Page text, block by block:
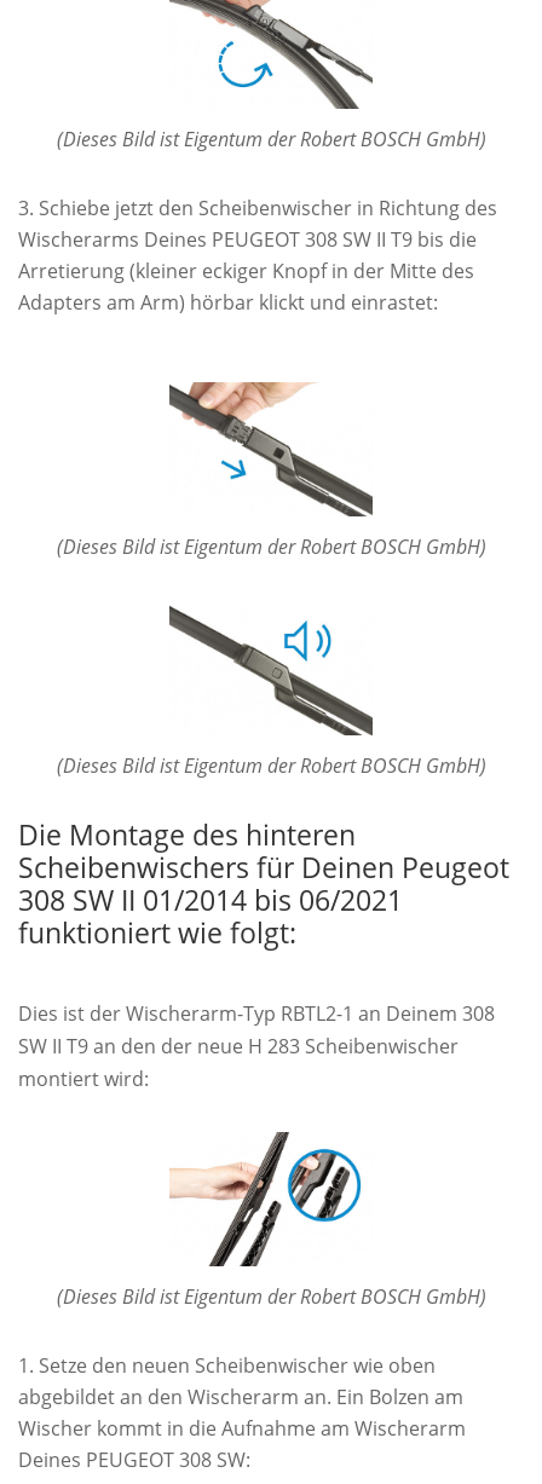
(Dieses Bild ist Eigentum der Robert BOSCH GmbH)
Schiebe jetzt den Scheibenwischer in Richtung des
Wischerarms Deines PEUGEOT 308 SW II T9 bis die
Arretierung (kleiner eckiger Knopf in der Mitte des
Adapters am Arm) hörbar klickt und einrastet:
(Dieses Bild ist Eigentum der Robert BOSCH GmbH)
(Dieses Bild ist Eigentum der Robert BOSCH GmbH)
Die Montage des hinteren
Scheibenwischers für Deinen Peugeot
308 SW II 01/2014 bis 06/2021
funktioniert wie folgt:
Dies ist der Wischerarm-Typ RBTL2-1 an Deinem 308
SW II T9 an den der neue H 283 Scheibenwischer
montiert wird:
(Dieses Bild ist Eigentum der Robert BOSCH GmbH)
Setze den neuen Scheibenwischer wie oben
abgebildet an den Wischerarm an. Ein Bolzen am
Wischer kommt in die Aufnahme am Wischerarm
Deines PEUGEOT 308 SW: